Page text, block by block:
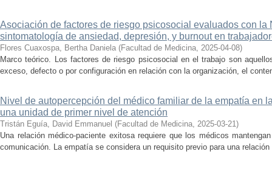
Asociación de factores de riesgo psicosocial evaluados con la
sintomatología de ansiedad, depresión, y burnout en
Flores Cuaxospa, Bertha Daniela (Facultad de Medicina, 2025-04-08)
Marco teórico. Los factores de riesgo psicosocial en el trabajo son
exceso, defecto o por configuración en relación con la organización, el
Nivel de autopercepción del médico familiar de la empatía en
una unidad de primer nivel de atención
Tristán Eguía, David Emmanuel (Facultad de Medicina, 2025-03-21)
Una relación médico-paciente exitosa requiere que los médicos
comunicación. La empatía se considera un requisito previo para una